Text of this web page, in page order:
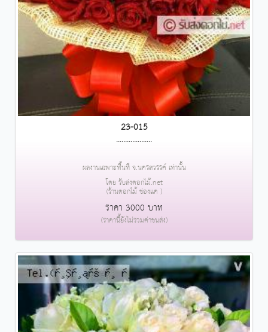
23-015
....................
ผลงานเฉพาะพื้นที่ จ.นครสวรรค์ เท่านั้น
โดย รับส่งดอกไม้.net
(ร้านดอกไม้ ช่องแค )
ราคา 3000 บาท
(ราคานี้ยังไม่รวมค่าขนส่ง)